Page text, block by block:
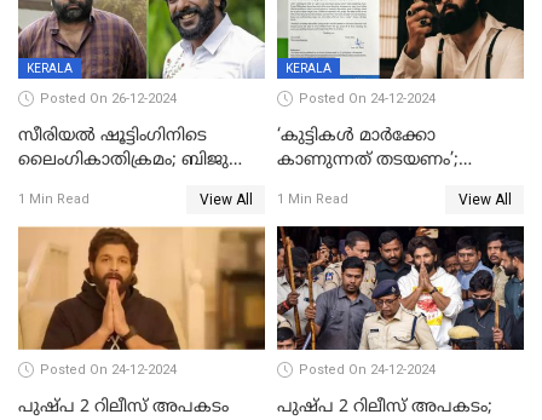
പ്രതിഫലം കുറയ്ക്കണമെന്നും
നിർമാതാക്കളുടെ സംഘടന
KERALA
Posted On 26-12-2024
സീരിയല്‍ ഷൂട്ടിംഗിനിടെ
ലൈംഗികാതിക്രമം; ബിജു
ശ്രീകുമാറിനുമെതിരെ കേസ്
1 Min Read View All
KERALA
Posted On 24-12-2024
‘കുട്ടികൾ മാർക്കോ
കാണുന്നത് തടയണം’;
മാതാപിതാക്കൾക്കൊപ്പം
കുട്ടികളുമെത്തുന്നു;
മുഖ്യമന്ത്രിക്ക് പരാതി നൽകി
കെപിസിസി അംഗം
1 Min Read View All
Posted On 24-12-2024
പുഷ്‌പ 2 റിലീസ് അപകടം
Posted On 24-12-2024
പുഷ്പ 2 റിലീസ് അപകടം;